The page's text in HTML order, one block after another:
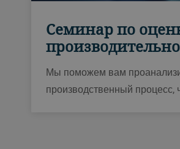
Семинар по
Мы поможем вам
производственный процесс,